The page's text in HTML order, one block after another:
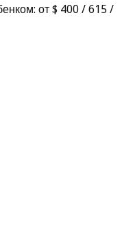
от $ 400 / 615 /